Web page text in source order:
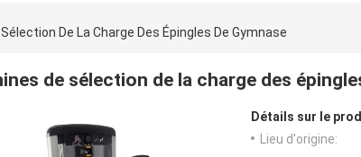
De La Charge Des Épingles De Gymnase
de sélection de la charge des
Détails sur le
Lieu d'origine: